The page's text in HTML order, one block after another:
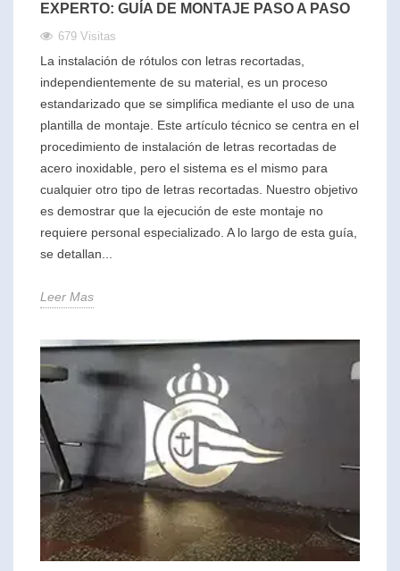
EXPERTO: GUÍA DE MONTAJE PASO A PASO
679 Visitas
La instalación de rótulos con letras recortadas,
independientemente de su material, es un proceso
estandarizado que se simplifica mediante el uso de una
plantilla de montaje. Este artículo técnico se centra en el
procedimiento de instalación de letras recortadas de
acero inoxidable, pero el sistema es el mismo para
cualquier otro tipo de letras recortadas. Nuestro objetivo
es demostrar que la ejecución de este montaje no
requiere personal especializado. A lo largo de esta guía,
se detallan...
Leer Mas